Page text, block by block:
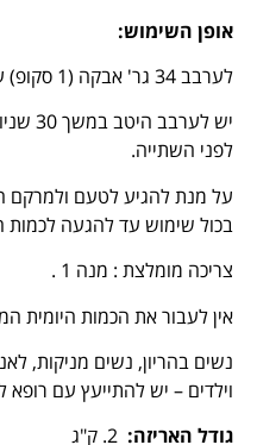
אופן השימוש:
לערבב 34 גר' אבקה (1 סקופ) עם כ- 150- 200 מ"ל מים קרים.
יש
לפני השתייה.
על מנת להגיע לטעם ולמרקם
בכול שימוש עד להגעה לכמות
צריכה מומלצת : מנה 1 .
אין לעבור את הכמות היומית
נשים בהריון, נשים מניקות,
וילדים – יש להתייעץ עם רופא
גודל האריזה: